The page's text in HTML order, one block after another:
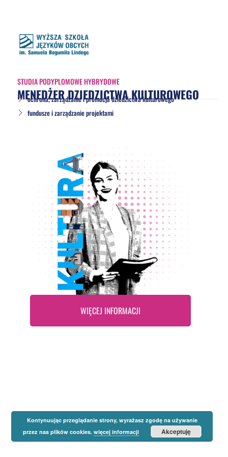
STUDIA PODYPLOMOWE HYBRYDOWE
MENEDŻER DZIEDZICTWA KULTUROWEGO
ochrona, zarządzanie i promocja dziedzictwa kulturowego
fundusze i zarządzanie projektami
WIĘCEJ INFORMACJI
Kontynuując przeglądanie strony, wyrażasz zgodę na używanie
przez nas plików cookies. więcej informacji Akceptuję